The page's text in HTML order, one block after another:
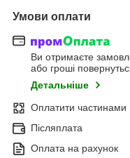
Умови оплати
Ви отримаєте
або гроші
Детальніше
Оплатити частинами
Післяплата
Оплата на рахунок